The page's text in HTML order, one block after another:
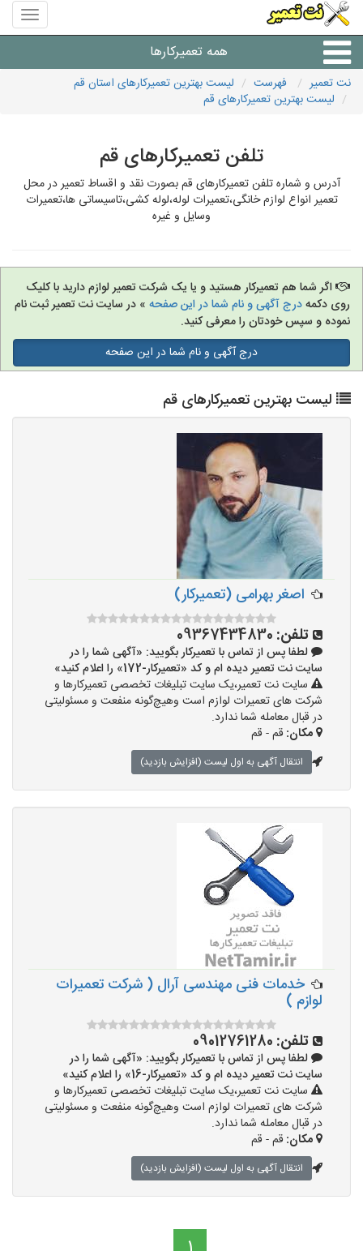
منوی
سایت
تعمیر
همه تعمیرکارها
شرکت های تعمیرات لوازم
نت تعمیر فهرست
لیست بهترین تعمیرکارهای استان قم
لیست بهترین تعمیرکارهای قم
تلفن تعمیرکارهای قم
آدرس و شماره تلفن تعمیرکارهای قم بصورت نقد و اقساط تعمیر در محل
تعمیر انواع لوازم خانگی،تعمیرات لوله،لوله کشی،تاسیساتی ها،تعمیرات
وسایل و غیره
اگر شما هم تعمیرکار هستید و یا یک شرکت تعمیر لوازم دارید با کلیک
روی دکمهدرج آگهی و نام شما در این صفحه » در سایت نت تعمیر ثبت نام
نموده و سپس خودتان را معرفی کنید.
درج آگهی و نام شما در این صفحه
لیست بهترین تعمیرکارهای قم
اصغر بهرامی (تعمیرکار)
تلفن: 09367434830
لطفا پس از تماس با تعمیرکار بگویید: «آگهی شما را در
سایت نت تعمیر دیده ام و کد «تعمیرکار-172» را اعلام کنید»
سایت نت تعمیر،یک سایت تبلیغات تخصصی تعمیرکارها و
شرکت های تعمیرات لوازم است وهیچ‌گونه منفعت و مسئولیتی
در قبال معامله شما ندارد.
مکان: قم - قم
انتقال آگهی به اول لیست (افزایش بازدید)
خدمات فنی مهندسی آرال ( شرکت تعمیرات
لوازم )
تلفن: 09012761280
لطفا پس از تماس با تعمیرکار بگویید: «آگهی شما را در
سایت نت تعمیر دیده ام و کد «تعمیرکار-16» را اعلام کنید»
سایت نت تعمیر،یک سایت تبلیغات تخصصی تعمیرکارها و
شرکت های تعمیرات لوازم است وهیچ‌گونه منفعت و مسئولیتی
در قبال معامله شما ندارد.
مکان: قم - قم
انتقال آگهی به اول لیست (افزایش بازدید)